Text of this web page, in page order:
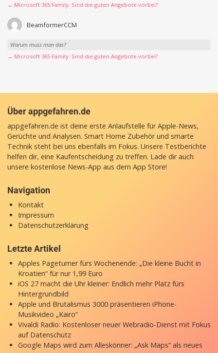
→ Microsoft 365 Family: Sind die guten Angebote vorbei?
BeamformerCCM
Warum muss man das?
→ Microsoft 365 Family: Sind die guten Angebote vorbei?
Über appgefahren.de
appgefahren.de ist deine erste Anlaufstelle für Apple-News,
Gerüchte und Analysen. Smart Home Zubehör und smarte
Technik steht bei uns ebenfalls im Fokus. Unsere Testberichte
helfen dir, eine Kaufentscheidung zu treffen. Lade dir auch
unsere kostenlose News-App aus dem App Store!
Navigation
Kontakt
Impressum
Datenschutzerklärung
Letzte Artikel
Apples Pageturner fürs Wochenende: „Die kleine Bucht in
Kroatien“ für nur 1,99 Euro
iOS 27 macht die Uhr kleiner: Endlich mehr Platz fürs
Hintergrundbild
Apple und Brutalismus 3000 präsentieren iPhone-
Musikvideo „Kairo“
Vivaldi Radio: Kostenloser neuer Webradio-Dienst mit Fokus
auf Datenschutz
Google Maps wird zum Alleskönner: „Ask Maps“ als neues